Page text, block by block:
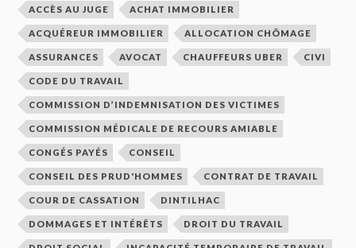
ACCÈS AU JUGE ACHAT IMMOBILIER
ACQUÉREUR IMMOBILIER ALLOCATION CHÔMAGE
ASSURANCES AVOCAT CHAUFFEURS UBER CIVI
CODE DU TRAVAIL
COMMISSION D’INDEMNISATION DES VICTIMES
COMMISSION MÉDICALE DE RECOURS AMIABLE
CONGÉS PAYÉS CONSEIL
CONSEIL DES PRUD'HOMMES CONTRAT DE TRAVAIL
COUR DE CASSATION DINTILHAC
DOMMAGES ET INTÉRÊTS DROIT DU TRAVAIL